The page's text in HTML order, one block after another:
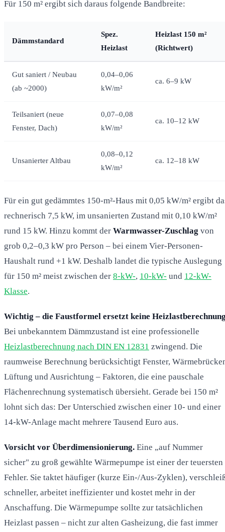
Für 150 m² ergibt sich daraus folgende Bandbreite:
Dämmstandard
Spez.
Heizlast
Heizlast 150 m²
(Richtwert)
Gut saniert / Neubau
(ab ~2000)
0,04–0,06
kW/m²
ca. 6–9 kW
Teilsaniert (neue
Fenster, Dach)
0,07–0,08
kW/m²
ca. 10–12 kW
Unsanierter Altbau
0,08–0,12
kW/m²
ca. 12–18 kW
Für ein gut gedämmtes 150-m²-Haus mit 0,05 kW/m² ergibt
rechnerisch 7,5 kW, im unsanierten Zustand mit 0,10 kW/m²
rund 15 kW. Hinzu kommt der Warmwasser-Zuschlag von
grob 0,2–0,3 kW pro Person – bei einem Vier-Personen-
Haushalt rund +1 kW. Deshalb landet die typische Auslegung
für 150 m² meist zwischen der 8-kW-, 10-kW- und 12-kW-
Klasse.
Wichtig – die Faustformel ersetzt keine
Bei unbekanntem Dämmzustand ist eine professionelle
Heizlastberechnung nach DIN EN 12831 zwingend. Die
raumweise Berechnung berücksichtigt Fenster,
Lüftung und Ausrichtung – Faktoren, die eine pauschale
Flächenrechnung systematisch übersieht. Gerade bei 150 m²
lohnt sich das: Der Unterschied zwischen einer 10- und einer
14-kW-Anlage macht mehrere Tausend Euro aus.
Vorsicht vor Überdimensionierung. Eine „auf Nummer
sicher" zu groß gewählte Wärmepumpe ist einer der teuersten
Fehler. Sie taktet häufiger (kurze Ein-/Aus-Zyklen),
schneller, arbeitet ineffizienter und kostet mehr in der
Anschaffung. Die Wärmepumpe sollte zur tatsächlichen
Heizlast passen – nicht zur alten Gasheizung, die fast immer